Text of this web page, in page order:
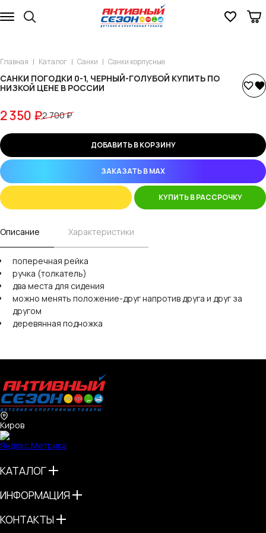
Главная Каталог Санки Санки корпусные
САНКИ ПОГОДКИ 0-1, ЧЕРНЫЙ-ГОЛУБОЙ КУПИТЬ ПО
НИЗКОЙ ЦЕНЕ В РОССИИ
2 350 ₽2 700 ₽
ДОБАВИТЬ В КОРЗИНУ
ЗАКАЗАТЬ В MAX
КУПИТЬ В РАССРОЧКУ
Описание Характеристики
поперечная рейка
ручка (толкатель)
два места для сидения
можно менять положение-друг напротив друга и друг за
другом
деревянная подножка
Киров
КАТАЛОГ
ИНФОРМАЦИЯ
КОНТАКТЫ